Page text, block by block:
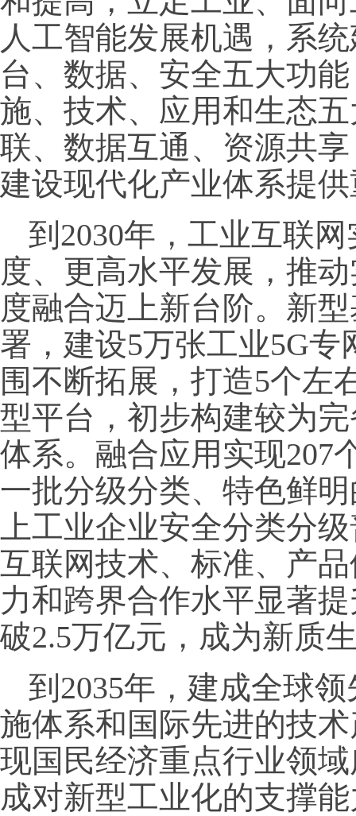
人工智能发展机遇，系
台、数据、安全五大功
施、技术、应用和生态
联、数据互通、资源共
建设现代化产业体系提
到2030年，工业互联
度、更高水平发展，推
度融合迈上新台阶。新
署，建设5万张工业5G
围不断拓展，打造5个左
型平台，初步构建较为
体系。融合应用实现207
一批分级分类、特色鲜
上工业企业安全分类分
互联网技术、标准、产
力和跨界合作水平显著
破2.5万亿元，成为新质
到2035年，建成全球
施体系和国际先进的技
现国民经济重点行业领
成对新型工业化的支撑